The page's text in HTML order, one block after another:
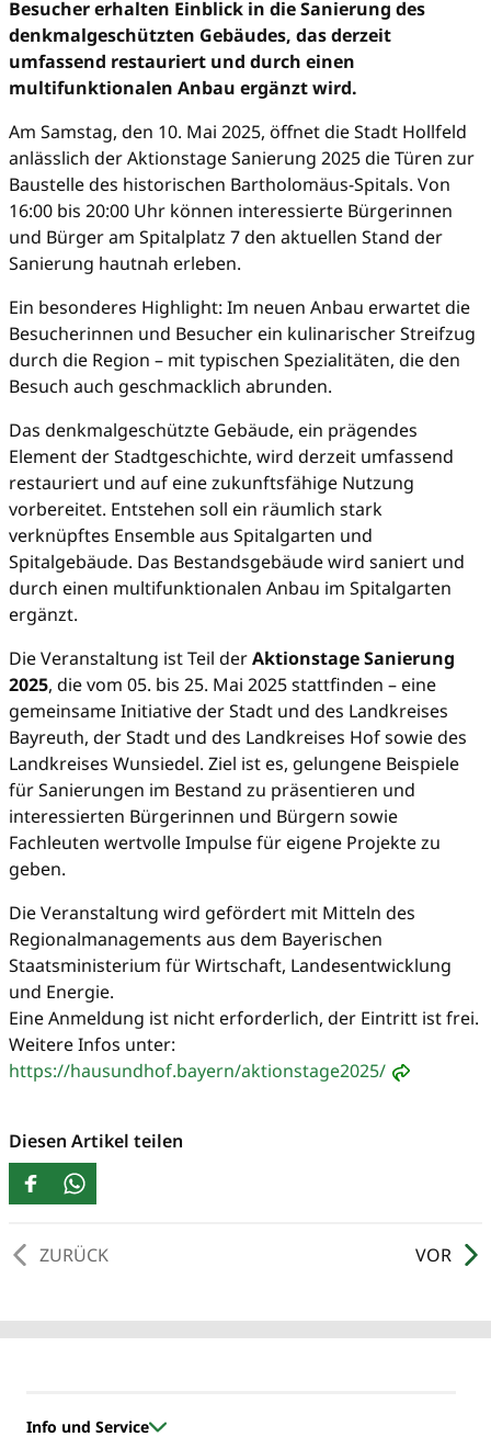
Besucher erhalten Einblick in die Sanierung des
denkmalgeschützten Gebäudes, das derzeit
umfassend restauriert und durch einen
multifunktionalen Anbau ergänzt wird.
Am Samstag, den 10. Mai 2025, öffnet die Stadt Hollfeld
anlässlich der Aktionstage Sanierung 2025 die Türen zur
Baustelle des historischen Bartholomäus-Spitals. Von
16:00 bis 20:00 Uhr können interessierte Bürgerinnen
und Bürger am Spitalplatz 7 den aktuellen Stand der
Sanierung hautnah erleben.
Ein besonderes Highlight: Im neuen Anbau erwartet die
Besucherinnen und Besucher ein kulinarischer Streifzug
durch die Region – mit typischen Spezialitäten, die den
Besuch auch geschmacklich abrunden.
Das denkmalgeschützte Gebäude, ein prägendes
Element der Stadtgeschichte, wird derzeit umfassend
restauriert und auf eine zukunftsfähige Nutzung
vorbereitet. Entstehen soll ein räumlich stark
verknüpftes Ensemble aus Spitalgarten und
Spitalgebäude. Das Bestandsgebäude wird saniert und
durch einen multifunktionalen Anbau im Spitalgarten
ergänzt.
Die Veranstaltung ist Teil derAktionstage Sanierung
2025, die vom 05. bis 25. Mai 2025 stattfinden – eine
gemeinsame Initiative der Stadt und des Landkreises
Bayreuth, der Stadt und des Landkreises Hof sowie des
Landkreises Wunsiedel. Ziel ist es, gelungene Beispiele
für Sanierungen im Bestand zu präsentieren und
interessierten Bürgerinnen und Bürgern sowie
Fachleuten wertvolle Impulse für eigene Projekte zu
geben.
Die Veranstaltung wird gefördert mit Mitteln des
Regionalmanagements aus dem Bayerischen
Staatsministerium für Wirtschaft, Landesentwicklung
und Energie.
Eine Anmeldung ist nicht erforderlich, der Eintritt ist frei.
Weitere Infos unter:
https://hausundhof.bayern/aktionstage2025/
Diesen Artikel teilen
VOR
ZURÜCK
Info und Service